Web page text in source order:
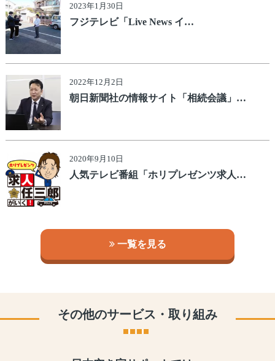
2023年1月30日
フジテレビ「Live News イ…
2022年12月2日
朝日新聞社の情報サイト「相続会議」…
2020年9月10日
人気テレビ番組「ホリプレゼンツ求人…
一覧を見る
その他のサービス・取り組み